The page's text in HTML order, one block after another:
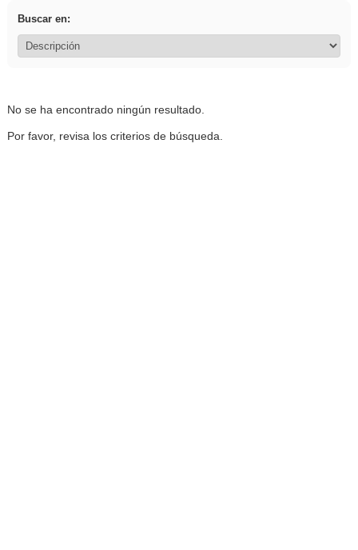
Buscar en:
No se ha encontrado ningún resultado.
Por favor, revisa los criterios de búsqueda.